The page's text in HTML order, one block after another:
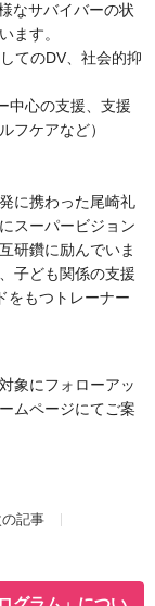
なサバイバーの状
ます。
てのDV、社会的抑
中心の支援、支援
フケアなど）
に携わった尾崎礼
スーパービジョン
研鑽に励んでいま
子ども関係の支援
をもつトレーナー
象にフォローアッ
ムページにてご案
の記事